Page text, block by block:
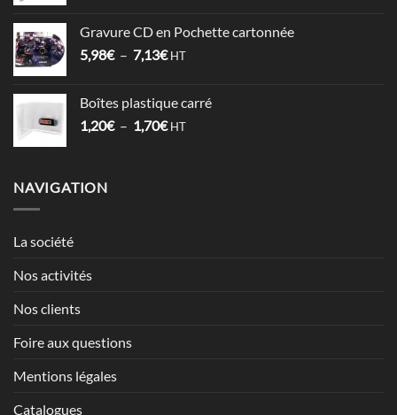
1,52€
à
Gravure CD en Pochette cartonnée
5,98€ – 7,13€Plage
5,98€
à
HT
Boîtes plastique carré
1,20€ – 1,70€Plage
HT
NAVIGATION
La société
Nos activités
Nos clients
Foire aux questions
Mentions légales
Catalogues